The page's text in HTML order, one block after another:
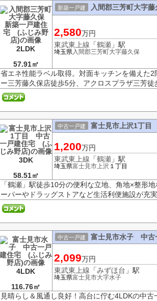
2LDK
57.91㎡
新築一戸建 入間郡三芳町大字
2,580万円
東武東上線 「鶴瀬 」駅
埼玉県入間郡三芳町大字藤久保
省エネ性能ラベル取得。対面キッチンを備えた
ー三芳藤久保店徒歩5分、アクロスプラザ三芳
3DK
58.51㎡
中古一戸建 富士見市上沢1丁
1,200万円
東武東上線 「鶴瀬 」駅
埼玉県富士見市上沢 １丁目
「鶴瀬」駅徒歩10分の便利な立地、角地×整形
ーパーやドラッグストアなど生活利便施設が充
4LDK
116.76㎡
中古一戸建 富士見市水子 中古
2,099万円
東武東上線 「みずほ台 」駅
埼玉県富士見市大字水子
見晴らし＆風通し良好！高台に佇む4LDKの中